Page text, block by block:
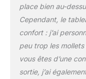
place bien au-
Cependant, le
confort : j’ai
peu trop les
vous êtes d’une
sortie, j’ai